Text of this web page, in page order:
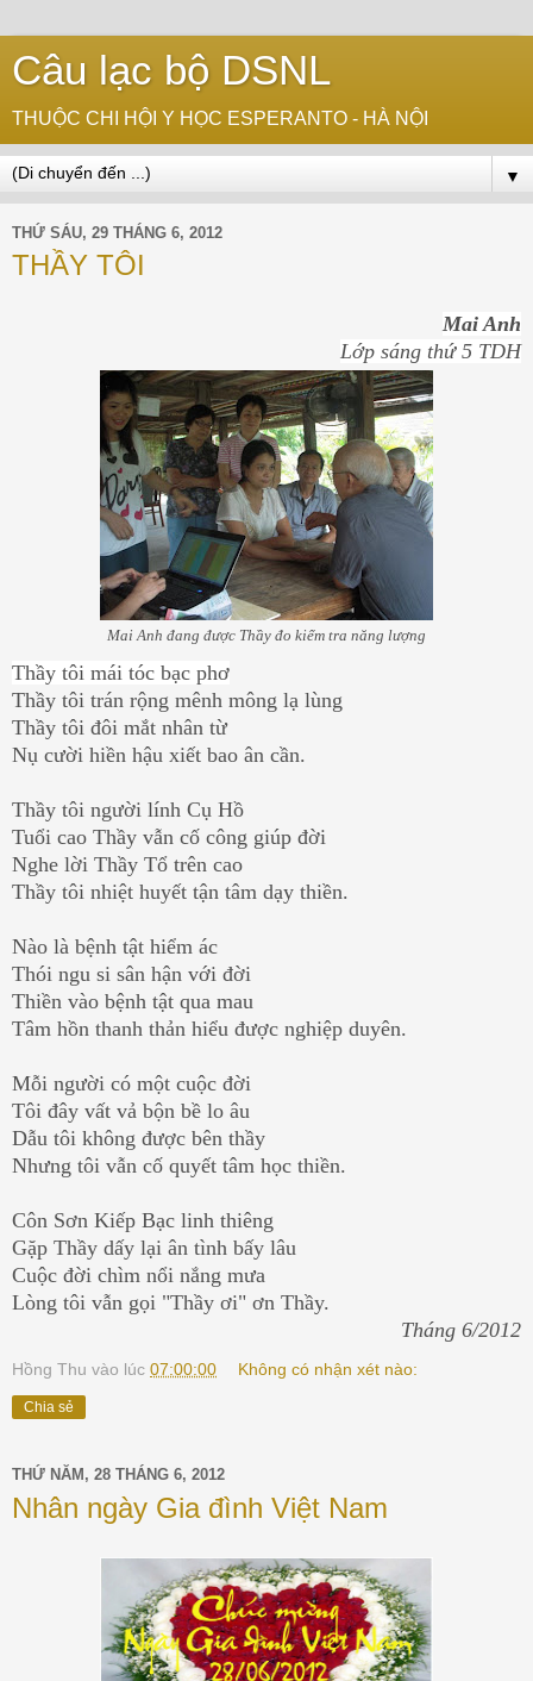
Câu lạc bộ DSNL
THUỘC CHI HỘI Y HỌC ESPERANTO - HÀ NỘI
▼
THỨ SÁU, 29 THÁNG 6, 2012
THẦY TÔI
Mai Anh
Lớp sáng thứ 5 TDH
Mai Anh đang được Thầy đo kiểm tra năng lượng
Thầy tôi mái tóc bạc phơ
Thầy tôi trán rộng mênh mông lạ lùng
Thầy tôi đôi mắt nhân từ
Nụ cười hiền hậu xiết bao ân cần.
Thầy tôi người lính Cụ Hồ
Tuổi cao Thầy vẫn cố công giúp đời
Nghe lời Thầy Tổ trên cao
Thầy tôi nhiệt huyết tận tâm dạy thiền.
Nào là bệnh tật hiểm ác
Thói ngu si sân hận với đời
Thiền vào bệnh tật qua mau
Tâm hồn thanh thản hiểu được nghiệp duyên.
Mỗi người có một cuộc đời
Tôi đây vất vả bộn bề lo âu
Dẫu tôi không được bên thầy
Nhưng tôi vẫn cố quyết tâm học thiền.
Côn Sơn Kiếp Bạc linh thiêng
Gặp Thầy dấy lại ân tình bấy lâu
Cuộc đời chìm nổi nắng mưa
Lòng tôi vẫn gọi "Thầy ơi" ơn Thầy.
Tháng 6/2012
Hồng Thu vào lúc 07:00:00 Không có nhận xét nào:
Chia sẻ
THỨ NĂM, 28 THÁNG 6, 2012
Nhân ngày Gia đình Việt Nam